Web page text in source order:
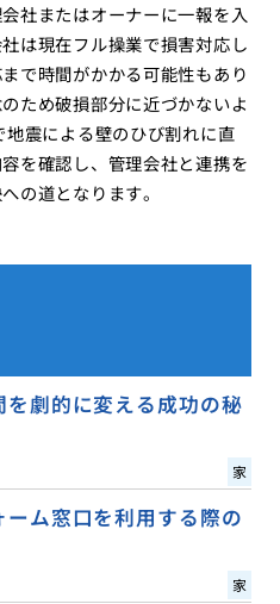
社またはオーナーに一報を入
は現在フル操業で損害対応し
で時間がかかる可能性もあり
ため破損部分に近づかないよ
震による壁のひび割れに直
を確認し、管理会社と連携を
の道となります。
劇的に変える成功の秘
家
ム窓口を利用する際の
家